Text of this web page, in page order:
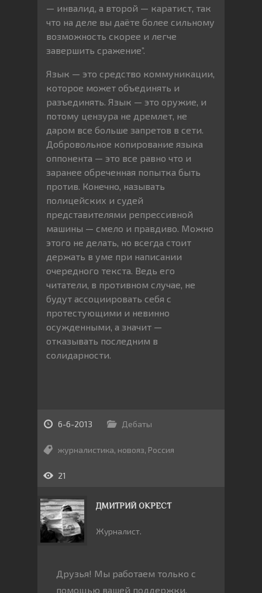
— инвалид, а второй — каратист, так
что на деле вы даёте более сильному
возможность скорее и легче
завершить сражение”.
Язык — это средство коммуникации,
которое может объединять и
разъединять. Язык — это оружие, и
потому цензура не дремлет, не
даром все больше запретов в сети.
Добровольное копирование языка
оппонента — это все равно что и
заранее обреченная попытка быть
против. Конечно, называть
полицейских и судей
представителями репрессивной
машины — смело и правдиво. Можно
этого не делать, но всегда стоит
держать в уме при написании
очередного текста. Ведь его
читатели, в противном случае, не
будут ассоциировать себя с
протестующими и невинно
осужденными, а значит —
отказывать последним в
солидарности.
6-6-2013 Дебаты
журналистика, новояз, Россия
21
ДМИТРИЙ ОКРЕСТ
Журналист.
Друзья! Мы работаем только с
помощью вашей поддержки.